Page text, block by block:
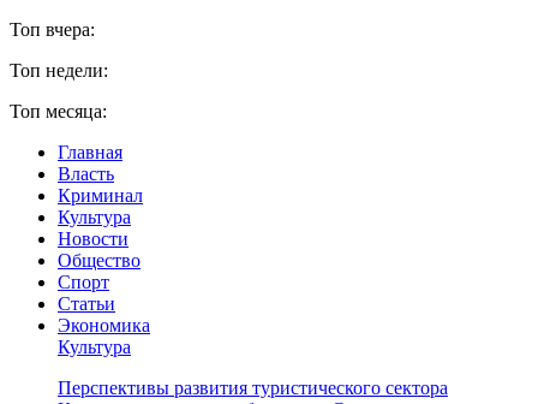
Топ вчера:
Топ недели:
Топ месяца:
Главная
Власть
Криминал
Культура
Новости
Общество
Спорт
Статьи
Экономика
Культура
Перспективы развития туристического сектора